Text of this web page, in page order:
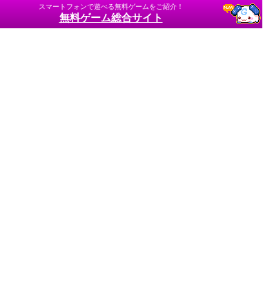
スマートフォンで遊べる無料ゲームをご紹介！
無料ゲーム総合サイト